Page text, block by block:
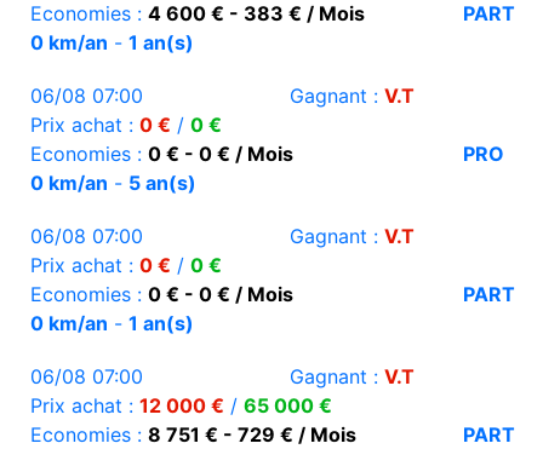
Economies : 4 600 € - 383 € / Mois
PART
0 km/an - 1 an(s)
06/08 07:00 Gagnant : V.T
Prix achat : 0 € / 0 €
Economies : 0 € - 0 € / Mois
PRO
0 km/an - 5 an(s)
06/08 07:00 Gagnant : V.T
Prix achat : 0 € / 0 €
Economies : 0 € - 0 € / Mois
PART
0 km/an - 1 an(s)
06/08 07:00 Gagnant : V.T
Prix achat : 12 000 € / 65 000 €
Economies : 8 751 € - 729 € / Mois
PART